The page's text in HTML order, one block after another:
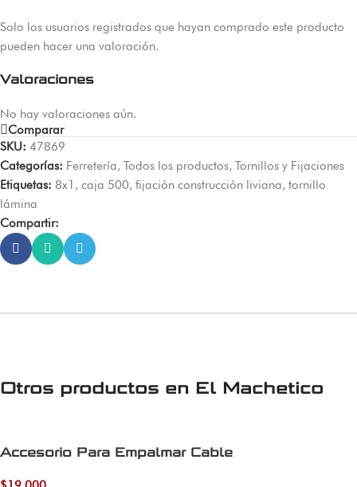
Valoraciones
No hay valoraciones aún.
Solo los usuarios registrados que hayan comprado este producto
pueden hacer una valoración.
Comparar
SKU: 47869
Categorías: Ferretería, Todos los productos, Tornillos y Fijaciones
Etiquetas: 8x1 , caja 500, fijación construcción liviana, tornillo
lámina
Compartir:
Otros productos en El Machetico
Accesorio Para Empalmar Cable